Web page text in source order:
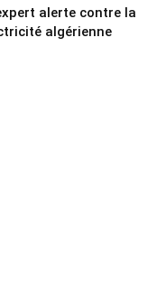
alerte contre la
algérienne